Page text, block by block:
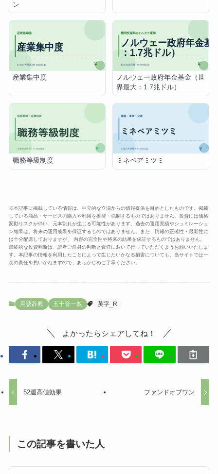
ン
産業集中度
ノルウェー政府年金基金（世
界最大：1.7兆ドル）
職務等級制度 ミネベアミツミ
※本記事に掲載している情報は、中立的な立場からの情報提供を目的としたものです。掲載
している商品・サービスの購入や利用を推奨・強制するものではありません。投資には価格
変動リスクが伴い、元本割れが生じる可能性があります。過去の運用実績やシュミレーショ
ン結果は、将来の運用成果を保証するものではありません。また、情報の正確性・最新性に
は十分配慮しておりますが、 内容の完全性や将来の結果を保証するものではありません。
最終的な投資判断は、読者ご自身の判断と責任において行っていただくようお願いいたしま
す。本記事の情報を利用したことによって生じたいかなる損害についても、当サイトでは一
切の責任を負いかねますので、あらかじめご了承ください。
用語辞典 五十音一覧 英字_R
よかったらシェアしてね！
52週高値効果 ファンドオブワン
この記事を書いた人